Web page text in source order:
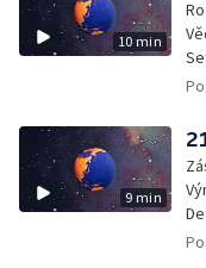
10 min
9 min